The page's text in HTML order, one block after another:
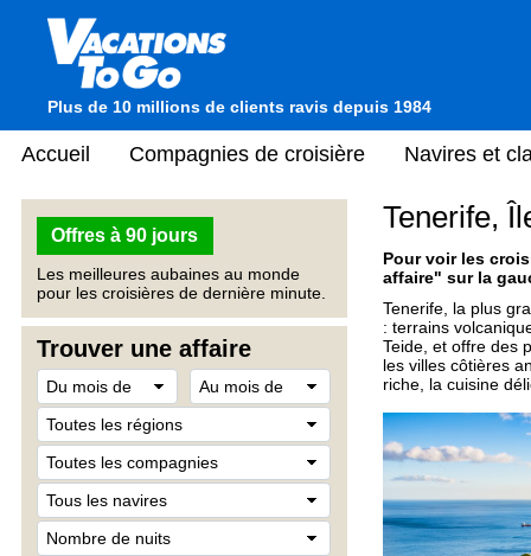
Plus de 10 millions de clients ravis depuis 1984
Accueil Compagnies de croisière Navires et
Offres à 90 jours
Les meilleures aubaines au monde
pour les croisières de dernière minute.
Trouver une affaire
Tenerife,
Pour voir les
affaire" sur la
Tenerife, la plus
: terrains
Teide, et offre des
les villes côtières
riche, la cuisine